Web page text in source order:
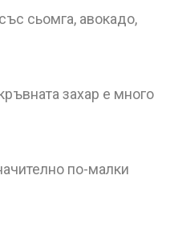
сьомга, авокадо,
захар е много
по-малки